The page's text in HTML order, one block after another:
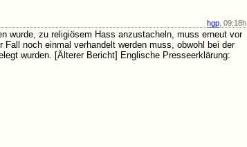
hgp , 09:18h
wurde, zu religiösem Hass anzustacheln, muss erneut vor
noch einmal verhandelt werden muss, obwohl bei der
wurden. [Älterer Bericht] Englische Presseerklärung: